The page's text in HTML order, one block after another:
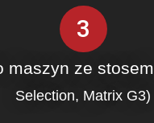
3
maszyn ze stosem
Selection, Matrix G3)